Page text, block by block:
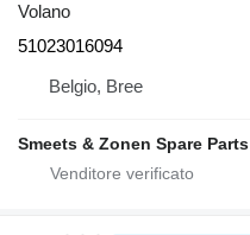
Volano
51023016094
Belgio, Bree
Smeets & Zonen Spare Parts